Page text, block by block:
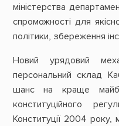
міністерства
спроможності для
політики, збереження
Новий урядовий
персональний склад
шанс на краще
конституційного
Конституції 2004